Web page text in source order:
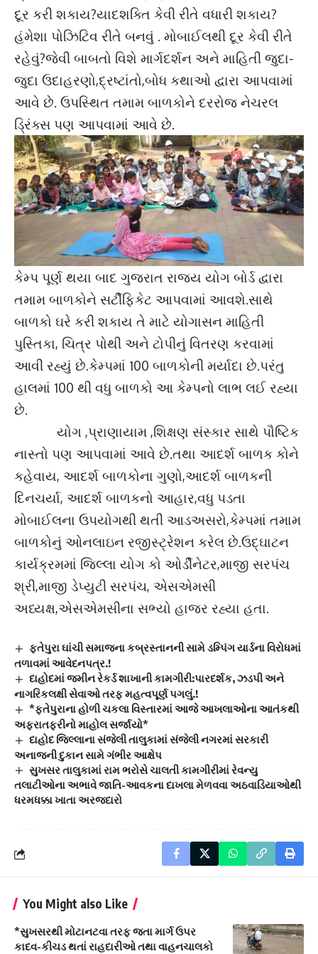
દૂર કરી શકાય?યાદશક્તિ કેવી રીતે વધારી શકાય?
હંમેશા પોઝિટિવ રીતે બનવું . મોબાઈલથી દૂર કેવી રીતે
રહેવું?જેવી બાબતો વિશે માર્ગદર્શન અને માહિતી જુદા-
જુદા ઉદાહરણો,દ્રષ્ટાંતો,બોધ કથાઓ દ્વારા આપવામાં
આવે છે. ઉપસ્થિત તમામ બાળકોને દરરોજ નેચરલ
ડ્રિંક્સ પણ આપવામાં આવે છે.
કેમ્પ પૂર્ણ થયા બાદ ગુજરાત રાજ્ય યોગ બોર્ડ દ્વારા
તમામ બાળકોને સર્ટીફિકેટ આપવામાં આવશે.સાથે
બાળકો ઘરે કરી શકાય તે માટે યોગાસન માહિતી
પુસ્તિકા, ચિત્ર પોથી અને ટોપીનું વિતરણ કરવામાં
આવી રહ્યું છે.કેમ્પમાં 100 બાળકોની મર્યાદા છે.પરંતુ
હાલમાં 100 થી વધુ બાળકો આ કેમ્પનો લાભ લઈ રહ્યા
છે.
યોગ ,પ્રાણાયામ ,શિક્ષણ સંસ્કાર સાથે પૌષ્ટિક
નાસ્તો પણ આપવામાં આવે છે.તથા આદર્શ બાળક કોને
કહેવાય, આદર્શ બાળકોના ગુણો,આદર્શ બાળકની
દિનચર્યા, આદર્શ બાળકનો આહાર,વધુ પડતા
મોબાઈલના ઉપયોગથી થતી આડઅસરો,કેમ્પમાં તમામ
બાળકોનું ઓનલાઇન રજીસ્ટ્રેશન કરેલ છે.ઉદ્ઘાટન
કાર્યક્રમમાં જિલ્લા યોગ કો ઓર્ડીનેટર,માજી સરપંચ
શ્રી,માજી ડેપ્યુટી સરપંચ, એસએમસી
અધ્યક્ષ,એસએમસીના સભ્યો હાજર રહ્યા હતા.
ફતેપુરા ઘાંચી સમાજના કબ્રસ્તાનની સામે ડમ્પિંગ યાર્ડના વિરોધમાં
તળાવમાં આવેદનપત્ર.!
દાહોદમાં જમીન રેકર્ડ શાખાની કામગીરી:પારદર્શક, ઝડપી અને
નાગરિકલક્ષી સેવાઓ તરફ મહત્વપૂર્ણ પગલું.!
*ફતેપુરાના હોળી ચકલા વિસ્તારમાં આજે આખલાઓના આતંકથી
અફરાતફરીનો માહોલ સર્જાયો*
દાહોદ જિલ્લાના સંજેલી તાલુકામાં સંજેલી નગરમાં સરકારી
અનાજની દુકાન સામે ગંભીર આક્ષેપ
સુખસર તાલુકામાં રામ ભરોસે ચાલતી કામગીરીમાં રેવન્યુ
તલાટીઓના અભાવે જાતિ-આવકના દાખલા મેળવવા અઠવાડિયાઓથી
ધરમધક્કા ખાતા અરજદારો
You Might also Like
*સુખસરથી મોટાનટવા તરફ જતા માર્ગ ઉપર
કાદવ-કીચડ થતાં રાહદારીઓ તથા વાહનચાલકો